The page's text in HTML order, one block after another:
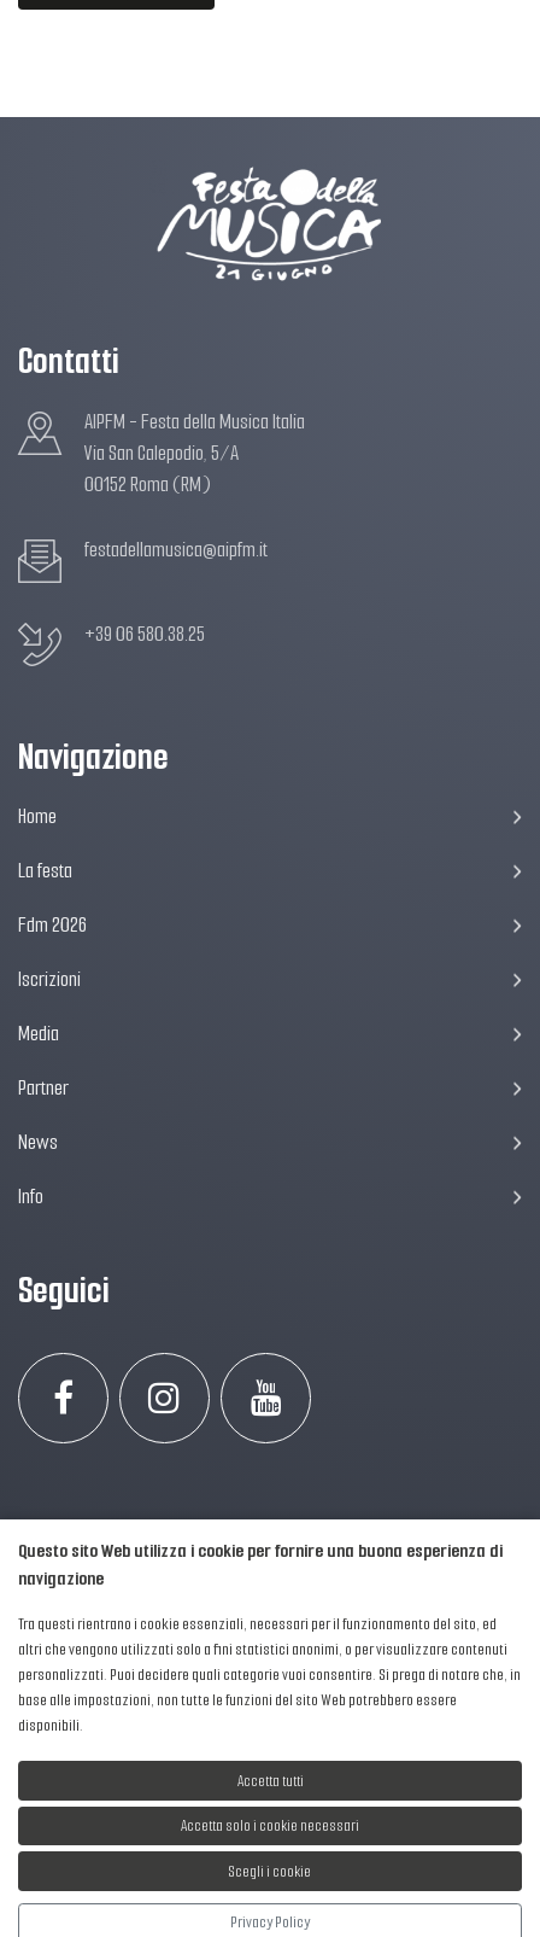
Contatti
AIPFM - Festa della Musica Italia
Via San Calepodio, 5/A
00152 Roma (RM)
festadellamusica@aipfm.it
+39 06 580.38.25
Navigazione
Home
La festa
Fdm 2026
Iscrizioni
Media
Partner
News
Info
Seguici
2016-2026 © AIPFM - Festa della Musica Italia Tutti i Diritti Riservati.
Privacy Policy
| Cookies
Sviluppato daNewMediaConsulting
Questo sito Web utilizza i cookie per fornire una buona esperienza di
navigazione
Tra questi rientrano i cookie essenziali, necessari per il funzionamento del sito, ed
altri che vengono utilizzati solo a fini statistici anonimi, o per visualizzare contenuti
personalizzati. Puoi decidere quali categorie vuoi consentire. Si prega di notare che, in
base alle impostazioni, non tutte le funzioni del sito Web potrebbero essere
disponibili.
Accetta tutti
Accetta solo i cookie necessari
Scegli i cookie
Privacy Policy